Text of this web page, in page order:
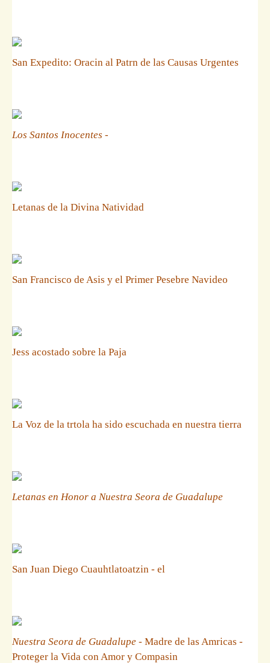
San Expedito: Oracin al Patrn de las Causas Urgentes
Los Santos Inocentes -
Letanas de la Divina Natividad
San Francisco de Asis y el Primer Pesebre Navideo
Jess acostado sobre la Paja
La Voz de la trtola ha sido escuchada en nuestra tierra
Letanas en Honor a Nuestra Seora de Guadalupe
San Juan Diego Cuauhtlatoatzin - el
Nuestra Seora de Guadalupe - Madre de las Amricas -
Proteger la Vida con Amor y Compasin